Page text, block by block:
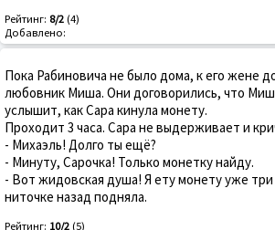
Рейтинг: 8/2 (4)
Добавлено:
Пока Рабиновича не было дома, к его жене
любовник Миша. Они договорились, что
услышит, как Сара кинула монету.
Проходит 3 часа. Сара не выдерживает и
- Михаэль! Долго ты ещё?
- Минуту, Сарочка! Только монетку найду.
- Вот жидовская душа! Я ету монету уже три
ниточке назад подняла.
Рейтинг: 10/2 (5)